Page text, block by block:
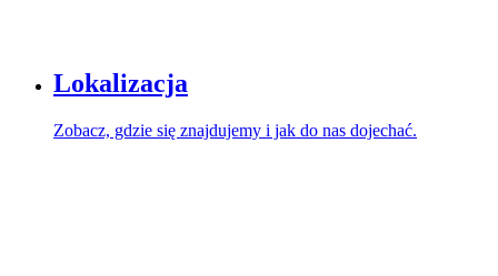
Lokalizacja
Zobacz, gdzie się znajdujemy i jak do nas dojechać.